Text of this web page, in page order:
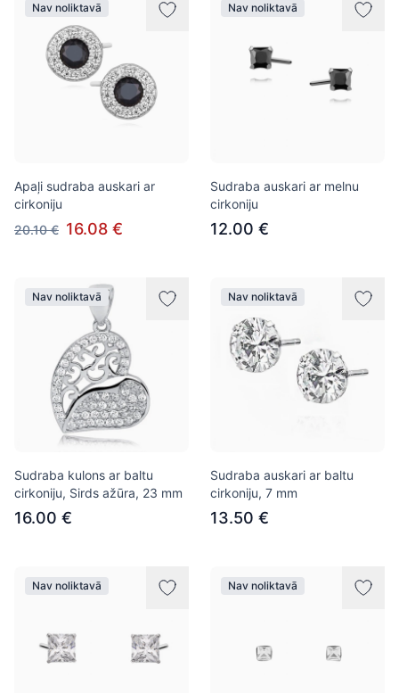
Nav noliktavā
Apaļi sudraba auskari ar
cirkoniju
20.10 € 16.08 €
Nav noliktavā
Sudraba auskari ar melnu
cirkoniju
12.00 €
Nav noliktavā
Sudraba kulons ar baltu
cirkoniju, Sirds ažūra, 23 mm
16.00 €
Nav noliktavā
Sudraba auskari ar baltu
cirkoniju, 7 mm
13.50 €
Nav noliktavā Nav noliktavā